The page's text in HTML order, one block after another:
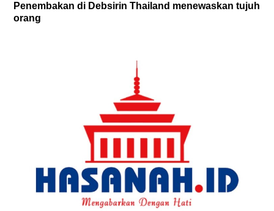
Penembakan di Debsirin Thailand menewaskan tujuh
orang